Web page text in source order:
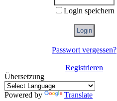
Login speichern
Passwort vergessen?
Registrieren
Übersetzung
Powered by
Translate